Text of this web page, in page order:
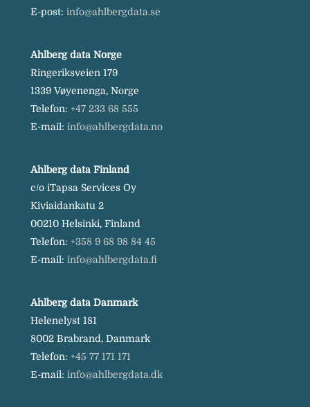
E-post: info@ahlbergdata.se
Ahlberg data Norge
Ringeriksveien 179
1339 Vøyenenga, Norge
Telefon: +47 233 68 555
E-mail: info@ahlbergdata.no
Ahlberg data Finland
c/o iTapsa Services Oy
Kiviaidankatu 2
00210 Helsinki, Finland
Telefon: +358 9 68 98 84 45
E-mail: info@ahlbergdata.fi
Ahlberg data Danmark
Helenelyst 181
8002 Brabrand, Danmark
Telefon: +45 77 171 171
E-mail: info@ahlbergdata.dk